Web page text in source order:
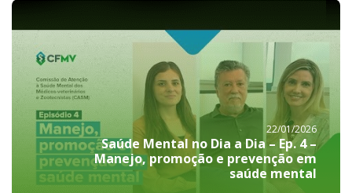
22/01/2026
Saúde Mental no Dia a Dia – Ep. 4 –
Manejo, promoção e prevenção em
saúde mental